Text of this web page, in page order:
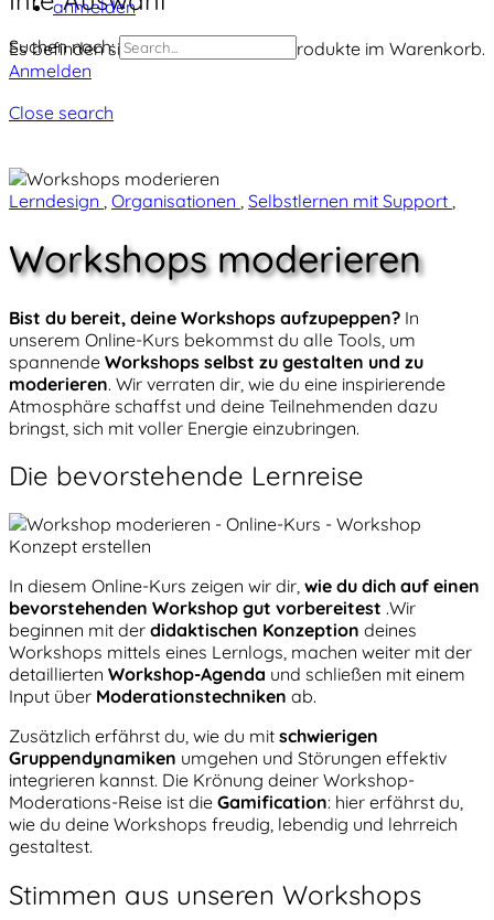
Es befinden sich momentan keine Produkte im Warenkorb.
Anmelden
anmelden
Suchen nach:
Close search
Lerndesign , Organisationen , Selbstlernen mit Support ,
Workshops moderieren
Bist du bereit, deine Workshops aufzupeppen? In
unserem Online-Kurs bekommst du alle Tools, um
spannende Workshops selbst zu gestalten und zu
moderieren. Wir verraten dir, wie du eine inspirierende
Atmosphäre schaffst und deine Teilnehmenden dazu
bringst, sich mit voller Energie einzubringen.
Die bevorstehende Lernreise
In diesem Online-Kurs zeigen wir dir, wie du dich auf einen
bevorstehenden Workshop gut vorbereitest .Wir
beginnen mit der didaktischen Konzeption deines
Workshops mittels eines Lernlogs, machen weiter mit der
detaillierten Workshop-Agenda und schließen mit einem
Input über Moderationstechniken ab.
Zusätzlich erfährst du, wie du mit schwierigen
Gruppendynamiken umgehen und Störungen effektiv
integrieren kannst. Die Krönung deiner Workshop-
Moderations-Reise ist die Gamification: hier erfährst du,
wie du deine Workshops freudig, lebendig und lehrreich
gestaltest.
Stimmen aus unseren Workshops